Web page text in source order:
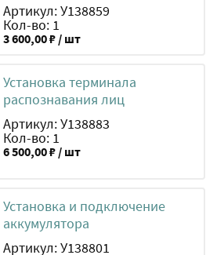
Артикул: У138859
Кол-во: 1
3 600,00 ₽ / шт
Установка терминала
распознавания лиц
Артикул: У138883
Кол-во: 1
6 500,00 ₽ / шт
Установка и подключение
аккумулятора
Артикул: У138801